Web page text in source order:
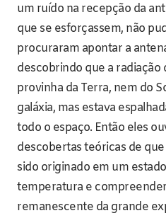
um ruído na recepção da
que se esforçassem, não
procuraram apontar a
descobrindo que a radiação
provinha da Terra, nem do
galáxia, mas estava
todo o espaço. Então eles
descobertas teóricas de
sido originado em um
temperatura e
remanescente da grande